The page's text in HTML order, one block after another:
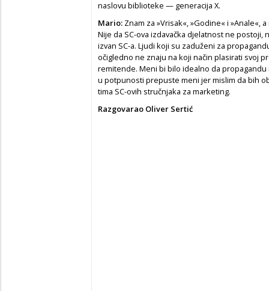
naslovu biblioteke — generacija X.
Mario: Znam za »Vrisak«, »Godine« i »Anale«,
Nije da SC-ova izdavačka djelatnost ne
izvan SC-a. Ljudi koji su zaduženi za
očigledno ne znaju na koji način plasirati svoj
remitende. Meni bi bilo idealno da
u potpunosti prepuste meni jer mislim da bih
tima SC-ovih stručnjaka za marketing.
Razgovarao Oliver Sertić